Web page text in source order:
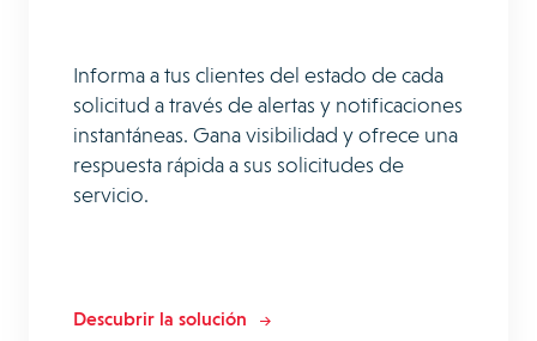
Informa a tus clientes del estado de cada
solicitud a través de alertas y notificaciones
instantáneas. Gana visibilidad y ofrece una
respuesta rápida a sus solicitudes de
servicio.
Descubrir la solución